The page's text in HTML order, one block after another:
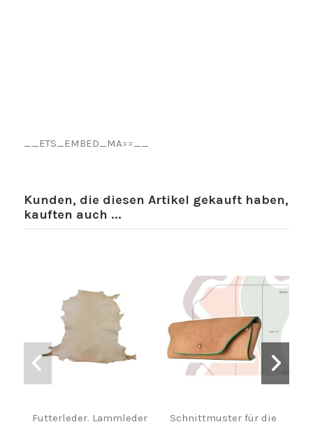
__ETS_EMBED_MA==__
Kunden, die diesen Artikel gekauft haben,
kauften auch ...
Futterleder. Lammleder
Schnittmuster für die